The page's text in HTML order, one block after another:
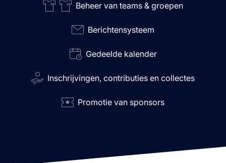
Beheer van teams & groepen
Berichtensysteem
Gedeelde kalender
Inschrijvingen, contributies en collectes
Promotie van sponsors